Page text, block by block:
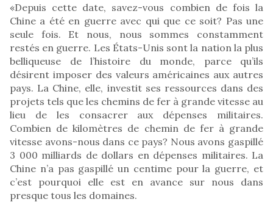
«Depuis cette date, savez-vous combien de fois la
Chine a été en guerre avec qui que ce soit? Pas une
seule fois. Et nous, nous sommes constamment
restés en guerre. Les États-Unis sont la nation la plus
belliqueuse de l’histoire du monde, parce qu’ils
désirent imposer des valeurs américaines aux autres
pays. La Chine, elle, investit ses ressources dans des
projets tels que les chemins de fer à grande vitesse au
lieu de les consacrer aux dépenses militaires.
Combien de kilomètres de chemin de fer à grande
vitesse avons-nous dans ce pays? Nous avons gaspillé
3 000 milliards de dollars en dépenses militaires. La
Chine n’a pas gaspillé un centime pour la guerre, et
c’est pourquoi elle est en avance sur nous dans
presque tous les domaines.